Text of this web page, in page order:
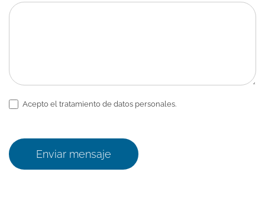
Acepto el tratamiento de datos personales.
Enviar mensaje